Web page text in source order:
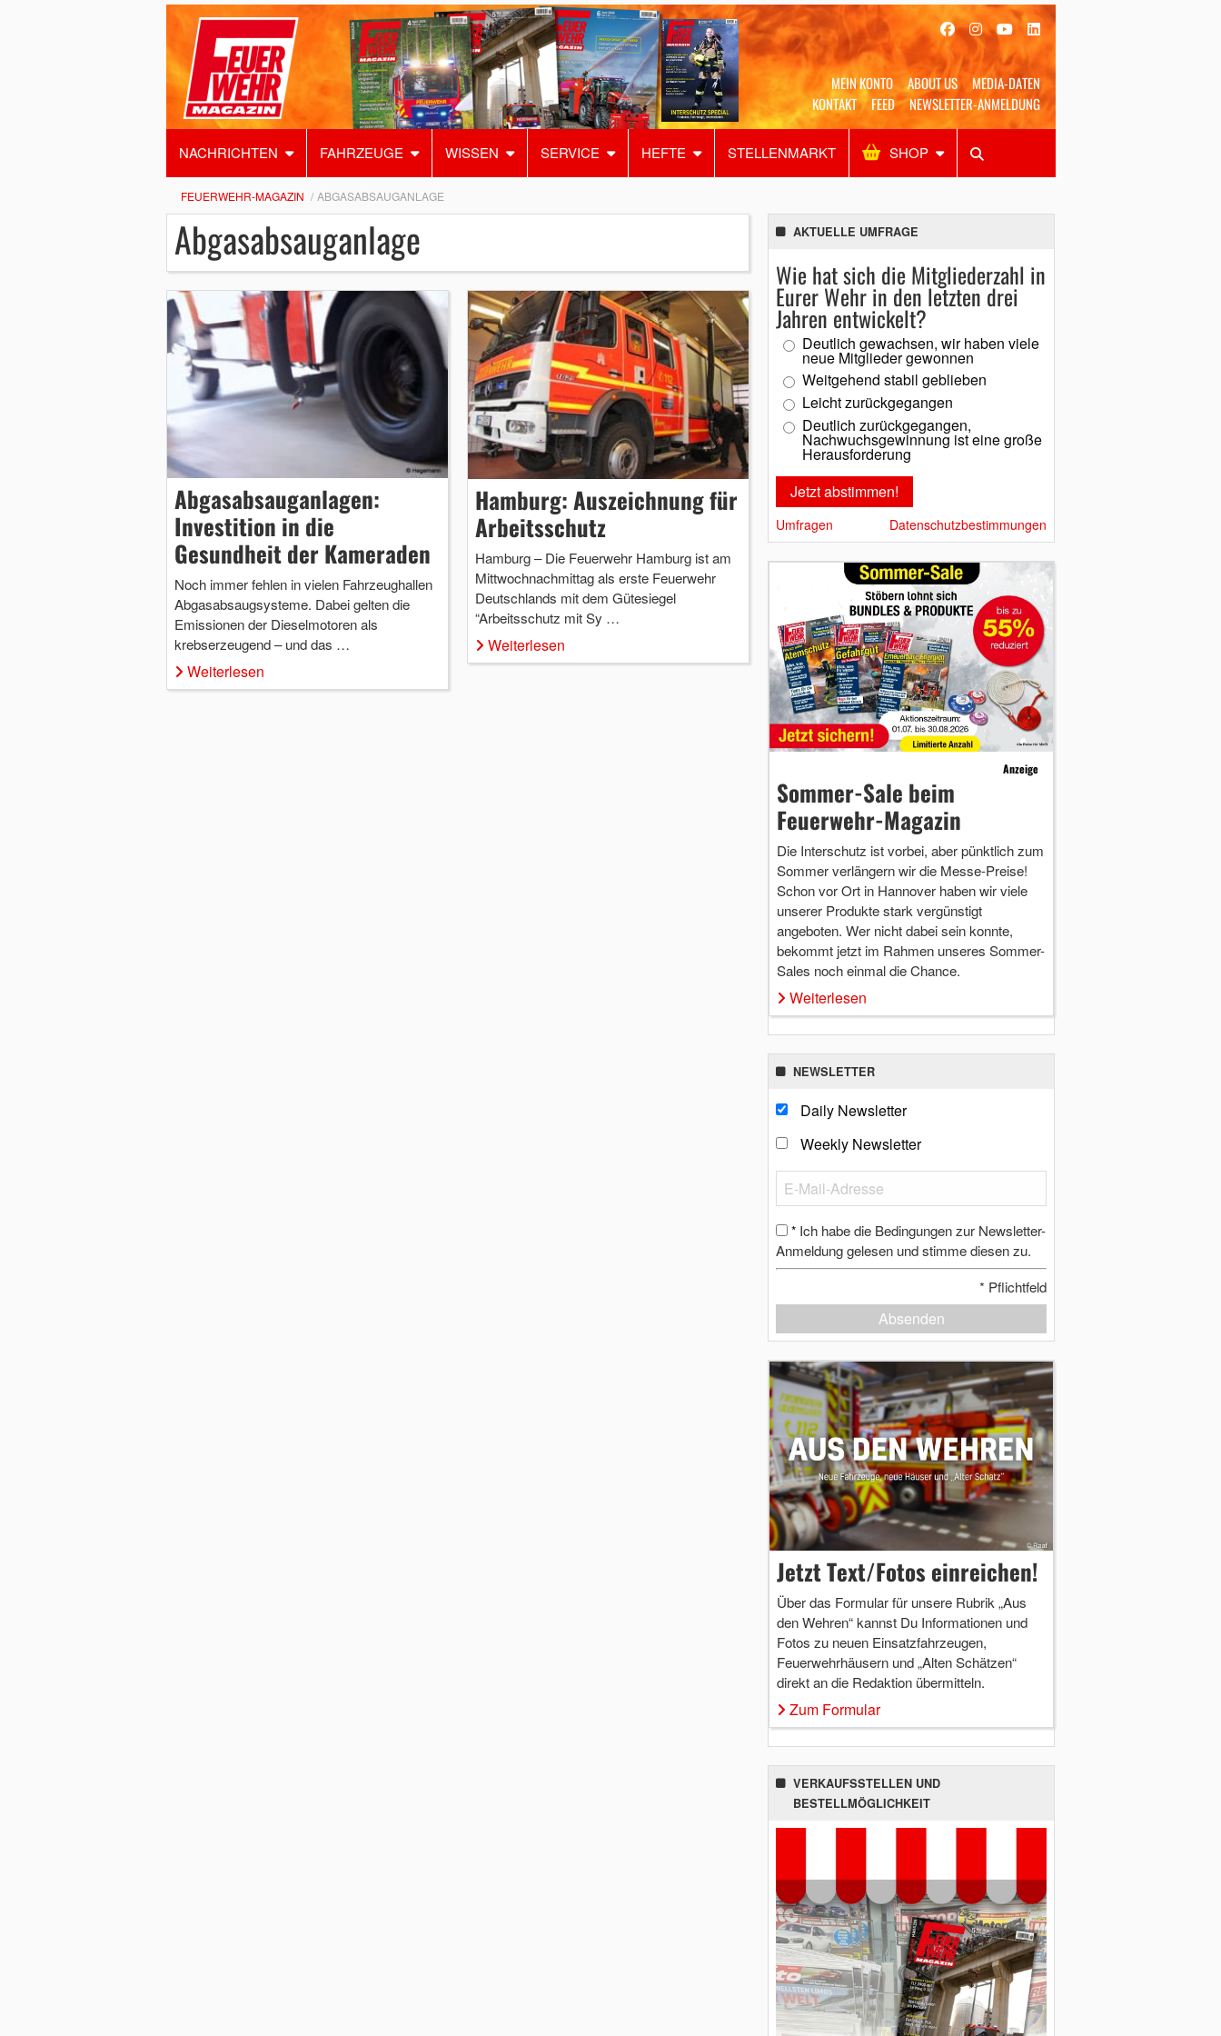
MEIN KONTO ABOUT US
MEDIA-DATEN
KONTAKT
FEED NEWSLETTER-ANMELDUNG
NACHRICHTEN FAHRZEUGE WISSEN SERVICE HEFTE STELLENMARKT SHOP
Alles Shop SUCHEN
FEUERWEHR-MAGAZIN ABGASABSAUGANLAGE
Abgasabsauganlage
Abgasabsauganlagen:
Investition in die
Gesundheit der Kameraden
Noch immer fehlen in vielen Fahrzeughallen
Abgasabsaugsysteme. Dabei gelten die
Emissionen der Dieselmotoren als
krebserzeugend – und das …
Weiterlesen
Hamburg: Auszeichnung für
Arbeitsschutz
Hamburg – Die Feuerwehr Hamburg ist am
Mittwochnachmittag als erste Feuerwehr
Deutschlands mit dem Gütesiegel
“Arbeitsschutz mit Sy …
Weiterlesen
AKTUELLE UMFRAGE
Wie hat sich die Mitgliederzahl in
Eurer Wehr in den letzten drei
Jahren entwickelt?
Deutlich gewachsen, wir haben viele
neue Mitglieder gewonnen
Weitgehend stabil geblieben
Leicht zurückgegangen
Deutlich zurückgegangen,
Nachwuchsgewinnung ist eine große
Herausforderung
Umfragen Datenschutzbestimmungen
Anzeige
Sommer-Sale beim
Feuerwehr-Magazin
Die Interschutz ist vorbei, aber pünktlich zum
Sommer verlängern wir die Messe-Preise!
Schon vor Ort in Hannover haben wir viele
unserer Produkte stark vergünstigt
angeboten. Wer nicht dabei sein konnte,
bekommt jetzt im Rahmen unseres Sommer-
Sales noch einmal die Chance.
Weiterlesen
NEWSLETTER
Daily Newsletter
Weekly Newsletter
* Ich habe die Bedingungen zur Newsletter-
Anmeldung gelesen und stimme diesen zu.
* Pflichtfeld
Absenden
Jetzt Text/Fotos einreichen!
Über das Formular für unsere Rubrik „Aus
den Wehren“ kannst Du Informationen und
Fotos zu neuen Einsatzfahrzeugen,
Feuerwehrhäusern und „Alten Schätzen“
direkt an die Redaktion übermitteln.
Zum Formular
VERKAUFSSTELLEN UND
BESTELLMÖGLICHKEIT